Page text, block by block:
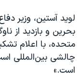
لوید آستین، وزیر
بحرین و بازدید از
متحده، با اعلام
چالشی بین‌المللی
است.»